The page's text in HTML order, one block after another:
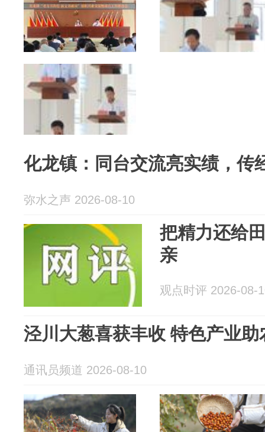
化龙镇：同台交流亮实绩，传
弥水之声 2026-08-10
把精力还给
亲
观点时评 2026-08-
泾川大葱喜获丰收 特色产业
通讯员频道 2026-08-10